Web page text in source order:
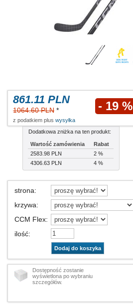
861.11 PLN
1064.60 PLN * - 19 %
z podatkiem plus wysyłka
Dodatkowa zniżka na ten produkt:
Wartość zamówienia
Rabat
2583.98 PLN
2 %
4306.63 PLN
4 %
strona:
krzywa:
CCM Flex:
ilość:
Dodaj do koszyka
Dostępność zostanie
wyświetlona po wybraniu
szczegółów.